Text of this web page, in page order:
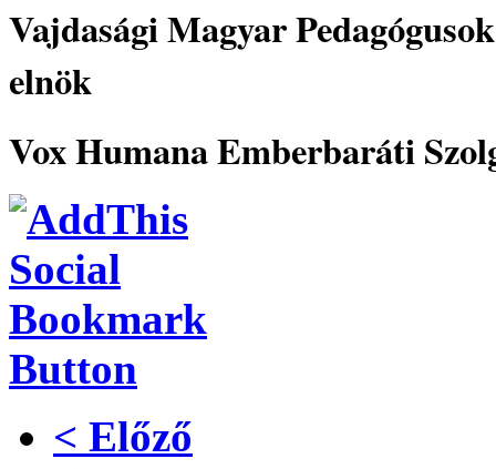
Vajdasági Magyar
elnök
Vox Humana Emberbaráti
< Előző